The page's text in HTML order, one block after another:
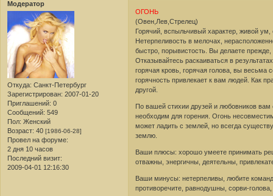
Модератор
Откуда: Санкт-Петербург
Зарегистрирован: 2007-01-20
Приглашений: 0
Сообщений: 549
Пол: Женский
Возраст: 40 [1986-06-28]
Провел на форуме:
2 дня 10 часов
Последний визит:
2009-04-01 12:16:30
ОГОНЬ
(Овен,Лев,Стрелец)
Горячий, вспыльчивый характер, живой
Нетерпеливость в мелочах,
быстро, порывистость. Вы делаете
Отказывайтесь раскаиваться в
горячая кровь, горячая голова, вы
горячность привлекает к вам людей. Как
другой.
По вашей стихии друзей и любовников вам
необходим для горения. Огонь
может ладить с землей, но всегда
землю.
Ваши плюсы: хорошо умеете принимать
отважны, энергичны, деятельны,
Ваши минусы: нетерпеливы, любите
противоречите, равнодушны, сорви-